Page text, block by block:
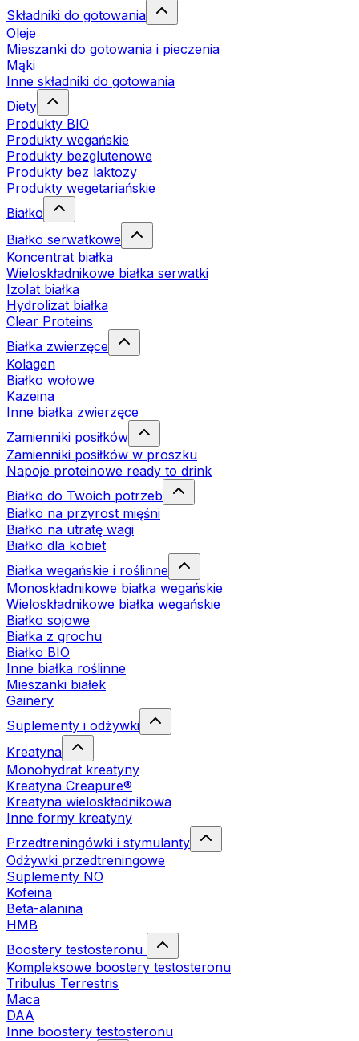
Składniki do gotowania
Oleje
Mieszanki do gotowania i pieczenia
Mąki
Inne składniki do gotowania
Diety
Produkty BIO
Produkty wegańskie
Produkty bezglutenowe
Produkty bez laktozy
Produkty wegetariańskie
Białko
Białko serwatkowe
Koncentrat białka
Wieloskładnikowe białka serwatki
Izolat białka
Hydrolizat białka
Clear Proteins
Białka zwierzęce
Kolagen
Białko wołowe
Kazeina
Inne białka zwierzęce
Zamienniki posiłków
Zamienniki posiłków w proszku
Napoje proteinowe ready to drink
Białko do Twoich potrzeb
Białko na przyrost mięśni
Białko na utratę wagi
Białko dla kobiet
Białka wegańskie i roślinne
Monoskładnikowe białka wegańskie
Wieloskładnikowe białka wegańskie
Białko sojowe
Białka z grochu
Białko BIO
Inne białka roślinne
Mieszanki białek
Gainery
Suplementy i odżywki
Kreatyna
Monohydrat kreatyny
Kreatyna Creapure®
Kreatyna wieloskładnikowa
Inne formy kreatyny
Przedtreningówki i stymulanty
Odżywki przedtreningowe
Suplementy NO
Kofeina
Beta-alanina
HMB
Boostery testosteronu
Kompleksowe boostery testosteronu
Tribulus Terrestris
Maca
DAA
Inne boostery testosteronu